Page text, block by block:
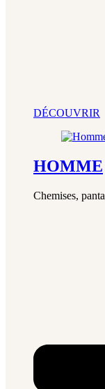
DÉCOUVRIR
HOMME
Chemises,